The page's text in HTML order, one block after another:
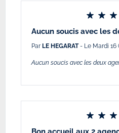
Aucun soucis avec les
Par LE HEGARAT- Le Mardi 16
Aucun soucis avec les deux